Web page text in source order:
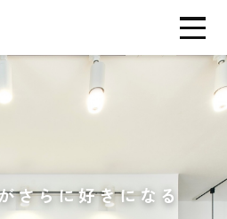
さらに好きになる